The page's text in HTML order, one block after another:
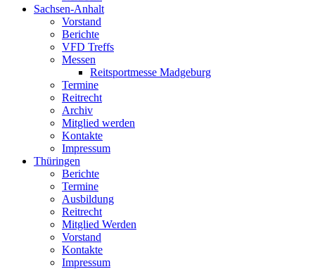
Sachsen-Anhalt
Vorstand
Berichte
VFD Treffs
Messen
Reitsportmesse Madgeburg
Termine
Reitrecht
Archiv
Mitglied werden
Kontakte
Impressum
Thüringen
Berichte
Termine
Ausbildung
Reitrecht
Mitglied Werden
Vorstand
Kontakte
Impressum